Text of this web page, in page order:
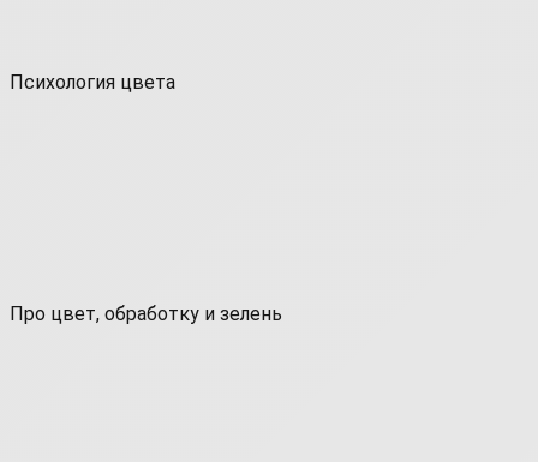
Психология цвета
Про цвет, обработку и зелень